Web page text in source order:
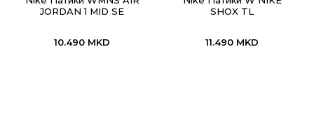
JORDAN 1 MID SE
10.490 MKD
SHOX TL
11.490 MKD